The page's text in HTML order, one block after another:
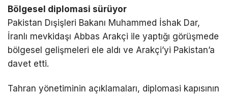
Bölgesel diplomasi sürüyor
Pakistan Dışişleri Bakanı Muhammed İshak Dar,
İranlı mevkidaşı Abbas Arakçi ile yaptığı görüşmede
bölgesel gelişmeleri ele aldı ve Arakçi’yi Pakistan’a
davet etti.
Tahran yönetiminin açıklamaları, diplomasi kapısının